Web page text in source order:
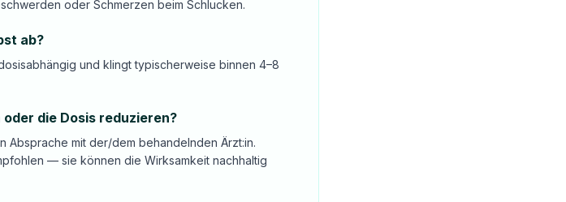
oder Schmerzen beim Schlucken.
ab?
und klingt typischerweise binnen 4–8
die Dosis reduzieren?
Absprache mit der/dem behandelnden Ärzt:in.
— sie können die Wirksamkeit nachhaltig